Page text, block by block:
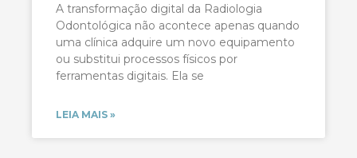
A transformação digital da Radiologia
Odontológica não acontece apenas quando
uma clínica adquire um novo equipamento
ou substitui processos físicos por
ferramentas digitais. Ela se
LEIA MAIS »